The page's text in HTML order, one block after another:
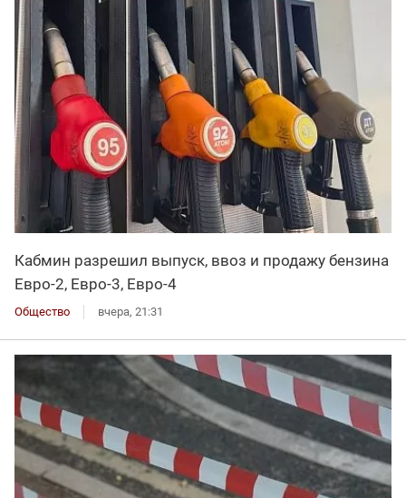
Кабмин разрешил выпуск, ввоз и продажу бензина
Евро-2, Евро-3, Евро-4
Общество вчера, 21:31